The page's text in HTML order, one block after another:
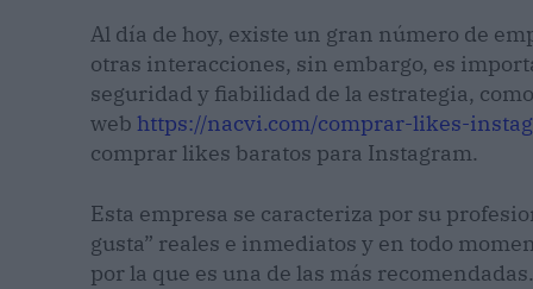
Al día de hoy, existe un gran número de
otras interacciones, sin embargo, es
seguridad y fiabilidad de la estrategia,
web https://nacvi.com/comprar-likes-
comprar likes baratos para Instagram.
Esta empresa se caracteriza por su
gusta” reales e inmediatos y en todo
por la que es una de las más recomendadas.